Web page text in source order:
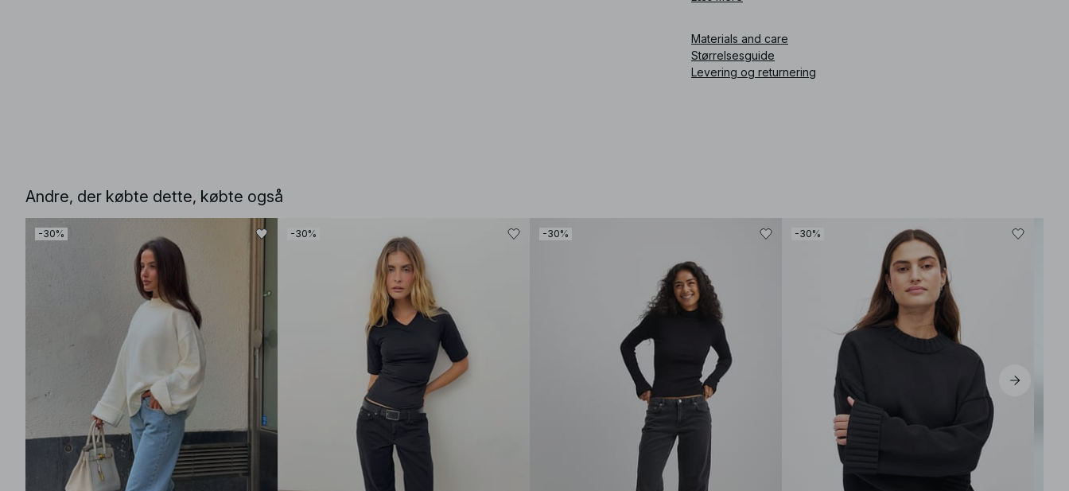
Artikelnummer:1018-010470-0018
Materials and care
Størrelsesguide
Levering og returnering
Andre, der købte dette, købte også
-30% -30% -30% -30%